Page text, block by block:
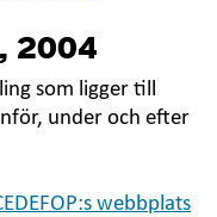
2004
som ligger till
under och efter
webbplats